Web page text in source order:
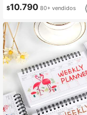
$10.790 80+ vendidos